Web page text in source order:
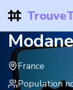
Modane
France
Population